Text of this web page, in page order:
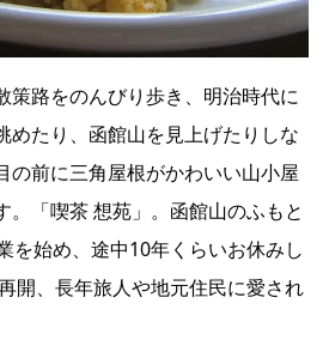
策路をのんびり歩き、明治時代に
めたり、函館山を見上げたりしな
の前に三角屋根がかわいい山小屋
。「喫茶 想苑」。函館山のふもと
を始め、途中10年くらいお休みし
開、長年旅人や地元住民に愛され